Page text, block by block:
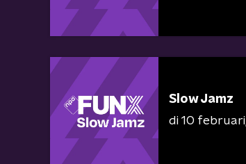
Slow Jamz
di 10 februari